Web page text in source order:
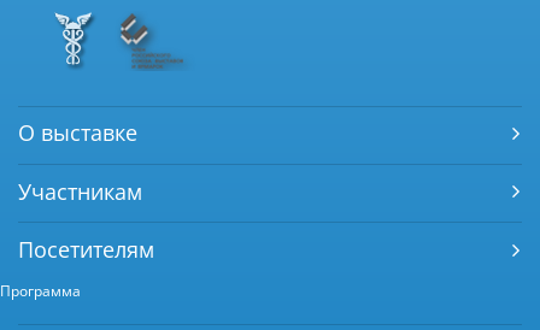
О выставке
Участникам
Посетителям
Программа